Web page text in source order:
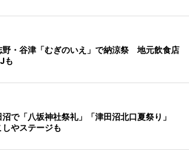
野・谷津「むぎのいえ」で納涼祭 地元飲食店
も
沼で「八坂神社祭礼」「津田沼北口夏祭り」
しやステージも